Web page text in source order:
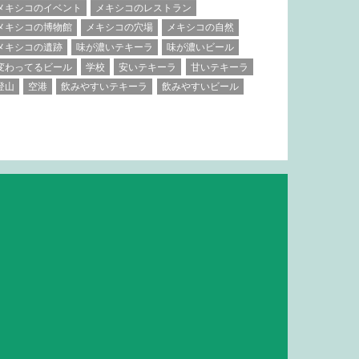
キシコのイベント
メキシコのレストラン
キシコの博物館
メキシコの穴場
メキシコの自然
キシコの遺跡
味が濃いテキーラ
味が濃いビール
わってるビール
学校 安いテキーラ
甘いテキーラ
山
空港 飲みやすいテキーラ 飲みやすいビール